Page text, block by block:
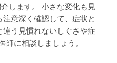
します。 小さな変化も見
意深く確認して、症状と
う見慣れないしぐさや症
に相談しましょう。